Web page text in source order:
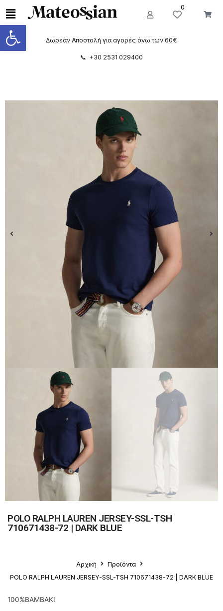
Ανοίξτε τη γραμμή εργαλείων
0
Δωρεάν Αποστολή για αγορές άνω των 60€
📞 +30 2531 029400
POLO RALPH LAUREN JERSEY-SSL-TSH
710671438-72 | DARK BLUE
Αρχική
Προϊόντα
POLO RALPH LAUREN JERSEY-SSL-TSH 710671438-72 | DARK BLUE
100%ΒΑΜΒΑΚΙ